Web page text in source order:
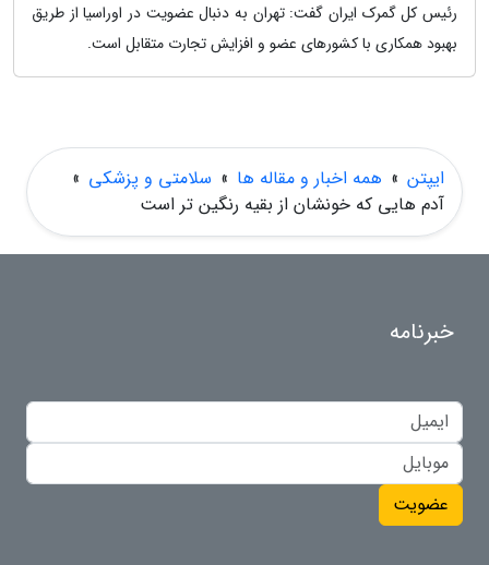
رئیس کل گمرک ایران گفت: تهران به دنبال عضویت در اوراسیا از طریق
بهبود همکاری با کشورهای عضو و افزایش تجارت متقابل است.
ایپتن » همه اخبار و مقاله ها » سلامتی و پزشکی »
آدم هایی که خونشان از بقیه رنگین تر است
خبرنامه
عضویت